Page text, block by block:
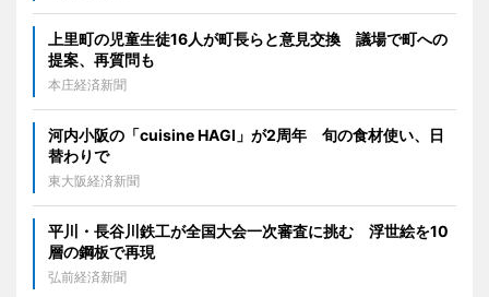
上里町の児童生徒16人が町長らと意見交換 議場で町への
提案、再質問も
本庄経済新聞
河内小阪の「cuisine HAGI」が2周年 旬の食材使い、日
替わりで
東大阪経済新聞
平川・長谷川鉄工が全国大会一次審査に挑む 浮世絵を10
層の鋼板で再現
弘前経済新聞